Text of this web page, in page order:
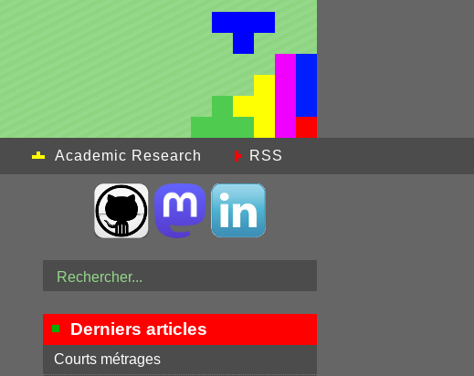
Academic Research
RSS
Derniers articles
Courts métrages